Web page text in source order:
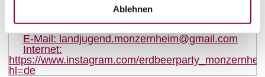
Ablehnen
55234 Monzernheim
E-Mail: landjugend.monzernheim@gmail.com
Internet:
https://www.instagram.com/
hl=de